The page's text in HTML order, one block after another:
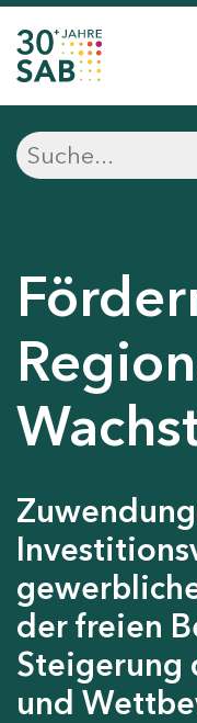
der freien
Steigerung
und